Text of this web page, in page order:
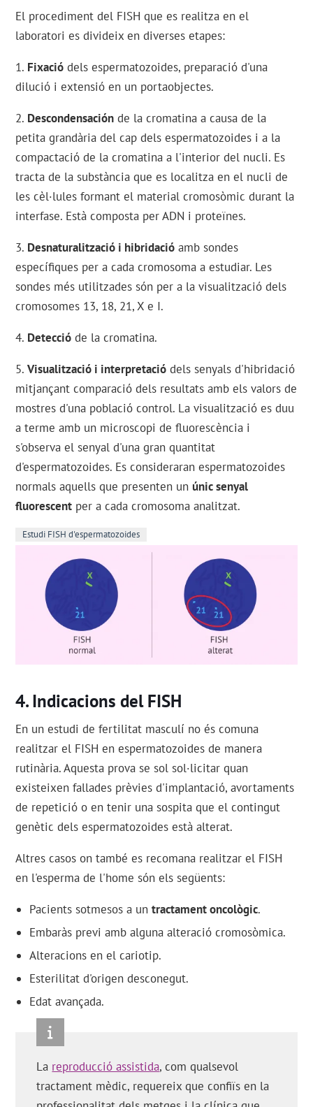
El procediment del FISH que es realitza en el
laboratori es divideix en diverses etapes:
1. Fixació dels espermatozoides, preparació d'una
dilució i extensió en un portaobjectes.
2. Descondensación de la cromatina a causa de la
petita grandària del cap dels espermatozoides i a la
compactació de la cromatina a l'interior del nucli. Es
tracta de la substància que es localitza en el nucli de
les cèl·lules formant el material cromosòmic durant la
interfase. Està composta per ADN i proteïnes.
3. Desnaturalització i hibridació amb sondes
específiques per a cada cromosoma a estudiar. Les
sondes més utilitzades són per a la visualització dels
cromosomes 13, 18, 21, X e I.
4. Detecció de la cromatina.
5.Visualització i interpretació dels senyals d'hibridació
mitjançant comparació dels resultats amb els valors de
mostres d'una població control. La visualització es duu
a terme amb un microscopi de fluorescència i
s'observa el senyal d'una gran quantitat
d'espermatozoides. Es consideraran espermatozoides
normals aquells que presenten un únic senyal
fluorescent per a cada cromosoma analitzat.
Estudi FISH d'espermatozoides
Indicacions del FISH
En un estudi de fertilitat masculí no és comuna
realitzar el FISH en espermatozoides de manera
rutinària. Aquesta prova se sol sol·licitar quan
existeixen fallades prèvies d'implantació, avortaments
de repetició o en tenir una sospita que el contingut
genètic dels espermatozoides està alterat.
Altres casos on també es recomana realitzar el FISH
en l'esperma de l'home són els següents:
Pacients sotmesos a untractament oncològic.
Embaràs previ amb alguna alteració cromosòmica.
Alteracions en el cariotip.
Esterilitat d'origen desconegut.
Edat avançada.
La reproducció assistida, com qualsevol
tractament mèdic, requereix que confiïs en la